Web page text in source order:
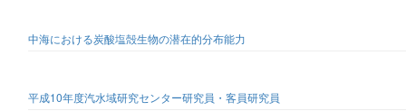
中海における炭酸塩殻生物の潜在的分布能力
平成10年度汽水域研究センター研究員・客員研究員